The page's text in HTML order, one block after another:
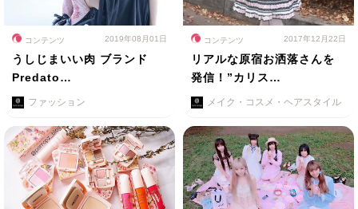
コンテンツ 2019年08月01日
うしじまいい肉 ブランド
Predato…
ファッション
コンテンツ 2017年12月22日
リアルな原宿お洒落さんを
発信！”カリス…
メイク・コスメ・ヘアスタイル